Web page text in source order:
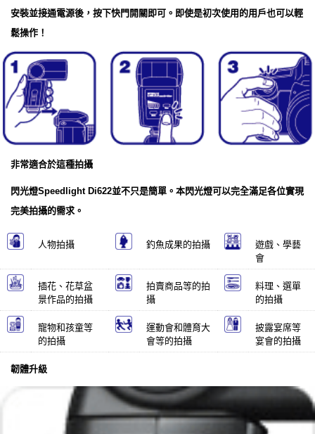
安裝並接通電源後，按下快門開關即可。即使是初次使用的用戶也可以輕
鬆操作！
非常適合於這種拍攝
閃光燈Speedlight Di622並不只是簡單。本閃光燈可以完全滿足各位實現
完美拍攝的需求。
人物拍攝 釣魚成果的拍攝
遊戲、學藝
會
插花、花草盆
景作品的拍攝
拍賣商品等的拍
攝
料理、選單
的拍攝
寵物和孩童等
的拍攝
運動會和體育大
會等的拍攝
披露宴席等
宴會的拍攝
韌體升級